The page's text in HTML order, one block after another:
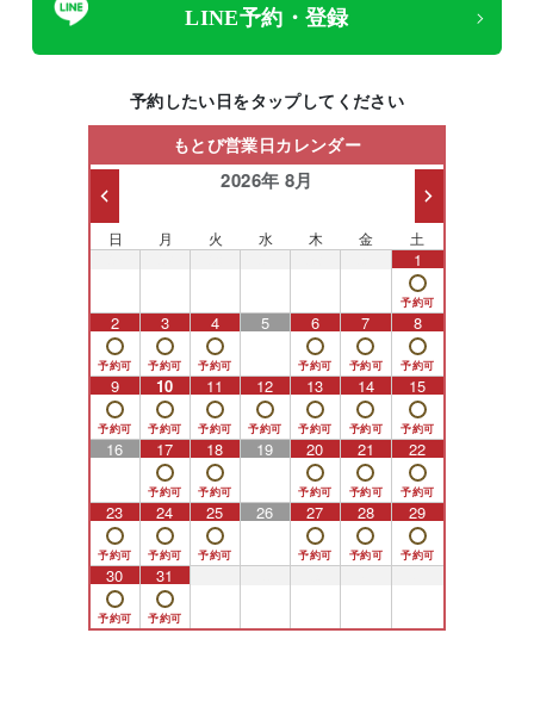
LINE予約・登録
予約したい日をタップしてください
もとび営業日カレンダー
2026年 8月
日 月 火 水 木 金 土
1
2 3 4 5 6 7 8
9 10 11 12 13 14 15
16 17 18 19 20 21 22
23 24 25 26 27 28 29
30 31